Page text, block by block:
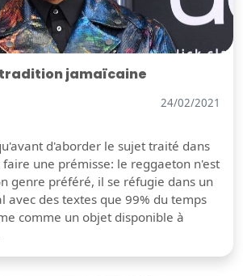
jamaïcaine
24/02/2021
d'aborder le sujet traité dans
une prémisse: le reggaeton n'est
genre préféré, il se réfugie dans un
avec des textes que 99% du temps
comme un objet disponible à